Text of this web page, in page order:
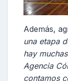
Además,
una etapa
hay
Agencia
contamos